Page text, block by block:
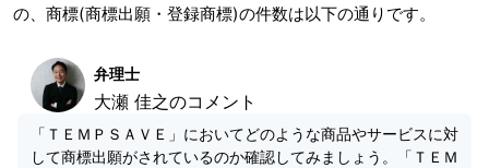
の、商標(商標出願・登録商標)の件数は以下の通りです。
弁理士
大瀬 佳之のコメント
「ＴＥＭＰＳＡＶＥ」においてどのような商品やサービスに対
して商標出願がされているのか確認してみましょう。「ＴＥＭ